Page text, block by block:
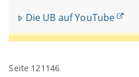
Die UB auf YouTube
Seite 121146